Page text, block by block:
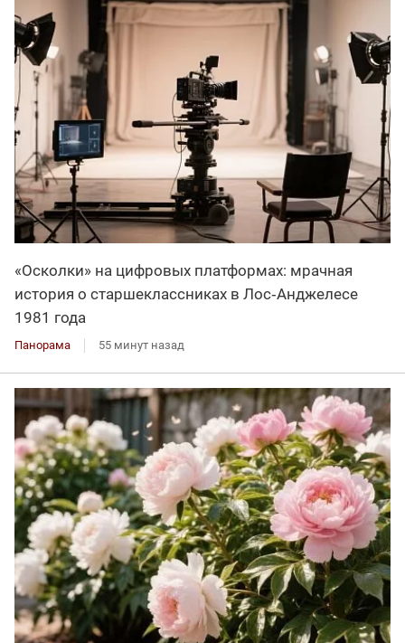
«Осколки» на цифровых платформах: мрачная
история о старшеклассниках в Лос‑Анджелесе
1981 года
Панорама 55 минут назад